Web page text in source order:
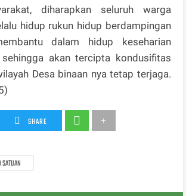
diharapkan seluruh warga
hidup rukun hidup berdampingan
dalam hidup keseharian
sehingga akan tercipta kondusifitas
Desa binaan nya tetap terjaga.
SHARE